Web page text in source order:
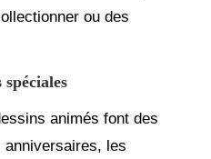
ou des
animés font des
les